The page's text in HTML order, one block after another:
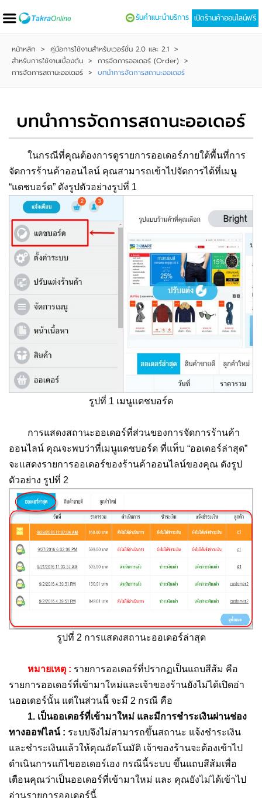
เปิดร้านค้าออนไลน์ฟรี
รับคำแนะนำบริการ
หน้าหลัก > คู่มือการใช้งานสำหรับเวอร์ชั่น 2.0 และ 2.1 >
สำหรับการใช้งานเบื้องต้น > การจัดการออเดอร์ (Order) >
การจัดการสถานะออเดอร์ > บทนำการจัดการสถานะออเดอร์
บทนำการจัดการสถานะออเดอร์
ในกรณีที่คุณต้องการดูรายการออเดอร์ภายใต้พื้นที่การ
จัดการร้านค้าออนไลน์ คุณสามารถเข้าไปจัดการได้ที่เมนู
“แดชบอร์ด” ดังรูปตัวอย่างรูปที่ 1
รูปที่ 1 เมนูแดชบอร์ด
การแสดงสถานะออเดอร์ที่ส่วนของการจัดการร้านค้า
ออนไลน์ คุณจะพบว่าที่เมนูแดชบอร์ด ที่แท็บ “ออเดอร์ล่าสุด”
จะแสดงรายการออเดอร์ของร้านค้าออนไลน์ของคุณ ดังรูป
ตัวอย่าง รูปที่ 2
รูปที่ 2 การแสดงสถานะออเดอร์ล่าสุด
หมายเหตุ : รายการออเดอร์ที่ปรากฏเป็นแถบสีส้ม คือ
รายการออเดอร์ที่เข้ามาใหม่และเจ้าของร้านยังไม่ได้เปิดอ่า
นออเดอร์นั้น แต่ในส่วนนี้ จะมี 2 กรณี คือ
1. เป็นออเดอร์ที่เข้ามาใหม่ และมีการชำระเงินผ่านช่อง
ทางออฟไลน์ : ระบบจึงไม่สามารถขึ้นสถานะ แจ้งชำระเงิน
และชำระเงินแล้วให้คุณอัตโนมัติ เจ้าของร้านจะต้องเข้าไป
ดำเนินการแก้ไขออเดอร์เอง กรณีนี้ระบบ ขึ้นแถบสีส้มเพื่อ
เตือนคุณว่าเป็นออเดอร์ที่เข้ามาใหม่ และ คุณยังไม่ได้เข้าไป
อ่านรายการออเดอร์นี้